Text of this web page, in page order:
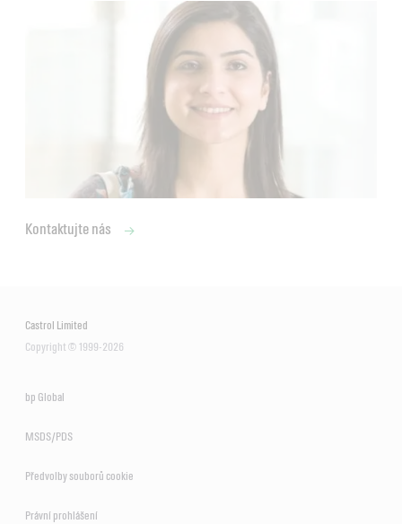
Kontaktujte nás
Castrol Limited
Copyright © 1999-2026
bp Global
MSDS/PDS
Předvolby souborů cookie
Právní prohlášení